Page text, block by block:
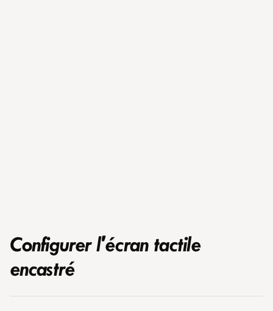
Configurer l'écran tactile
encastré